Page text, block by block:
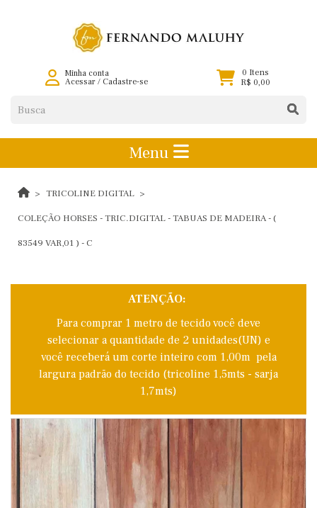
Minha conta
Acessar/ Cadastre-se
0 Itens
R$ 0,00
Menu
TRICOLINE DIGITAL
COLEÇÃO HORSES - TRIC.DIGITAL - TABUAS DE MADEIRA - (
83549 VAR,01 ) - C
ATENÇÃO:
Para comprar 1 metro de tecido você deve
selecionar a quantidade de 2 unidades(UN) e
você receberá um corte inteiro com 1,00m pela
largura padrão do tecido (tricoline 1,5mts - sarja
1,7mts)